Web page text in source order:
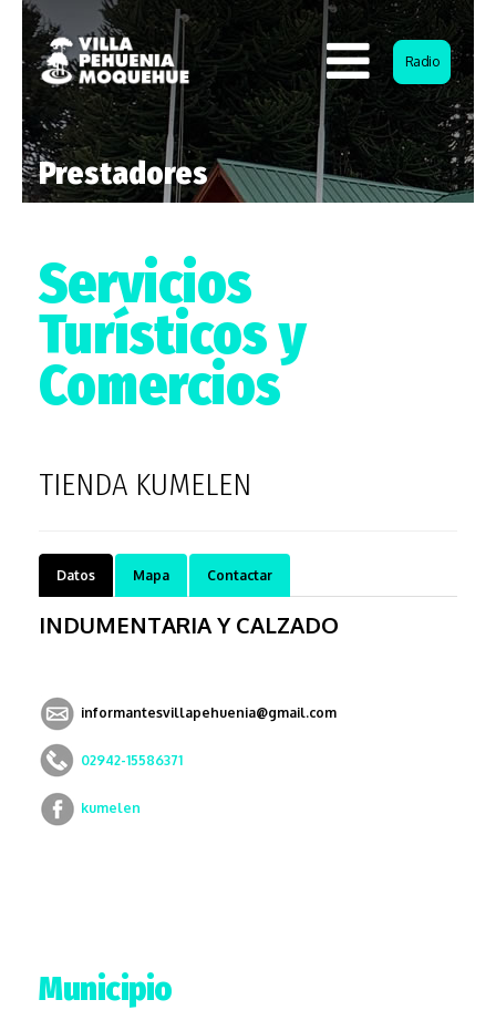
Radio
Prestadores
Servicios
Turísticos y
Comercios
TIENDA KUMELEN
Datos Mapa Contactar
INDUMENTARIA Y CALZADO
informantesvillapehuenia@gmail.com
02942-15586371
kumelen
Municipio